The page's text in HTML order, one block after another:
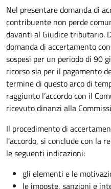
Nel presentare domanda di
contribuente non perde
davanti al Giudice tributario.
domanda di accertamento
sospesi per un periodo di 90
ricorso sia per il pagamento
termine di questo arco di
raggiunto l’accordo con il
ricevuto dinanzi alla
Il procedimento di
l'accordo, si conclude con la
le seguenti indicazioni:
gli elementi e le
le imposte, sanzioni e